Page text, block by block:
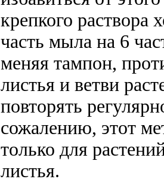
крепкого раствора
часть мыла на 6
меняя тампон,
листья и ветви
повторять
сожалению, этот
только для
листья.